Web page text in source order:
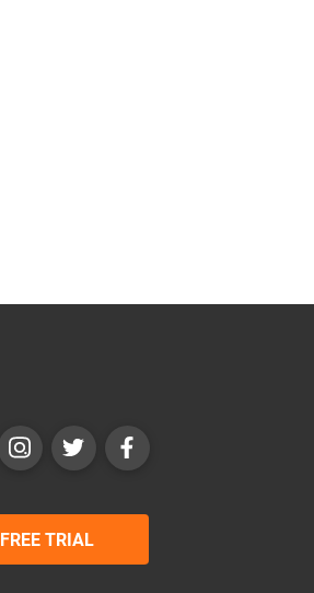
FREE TRIAL